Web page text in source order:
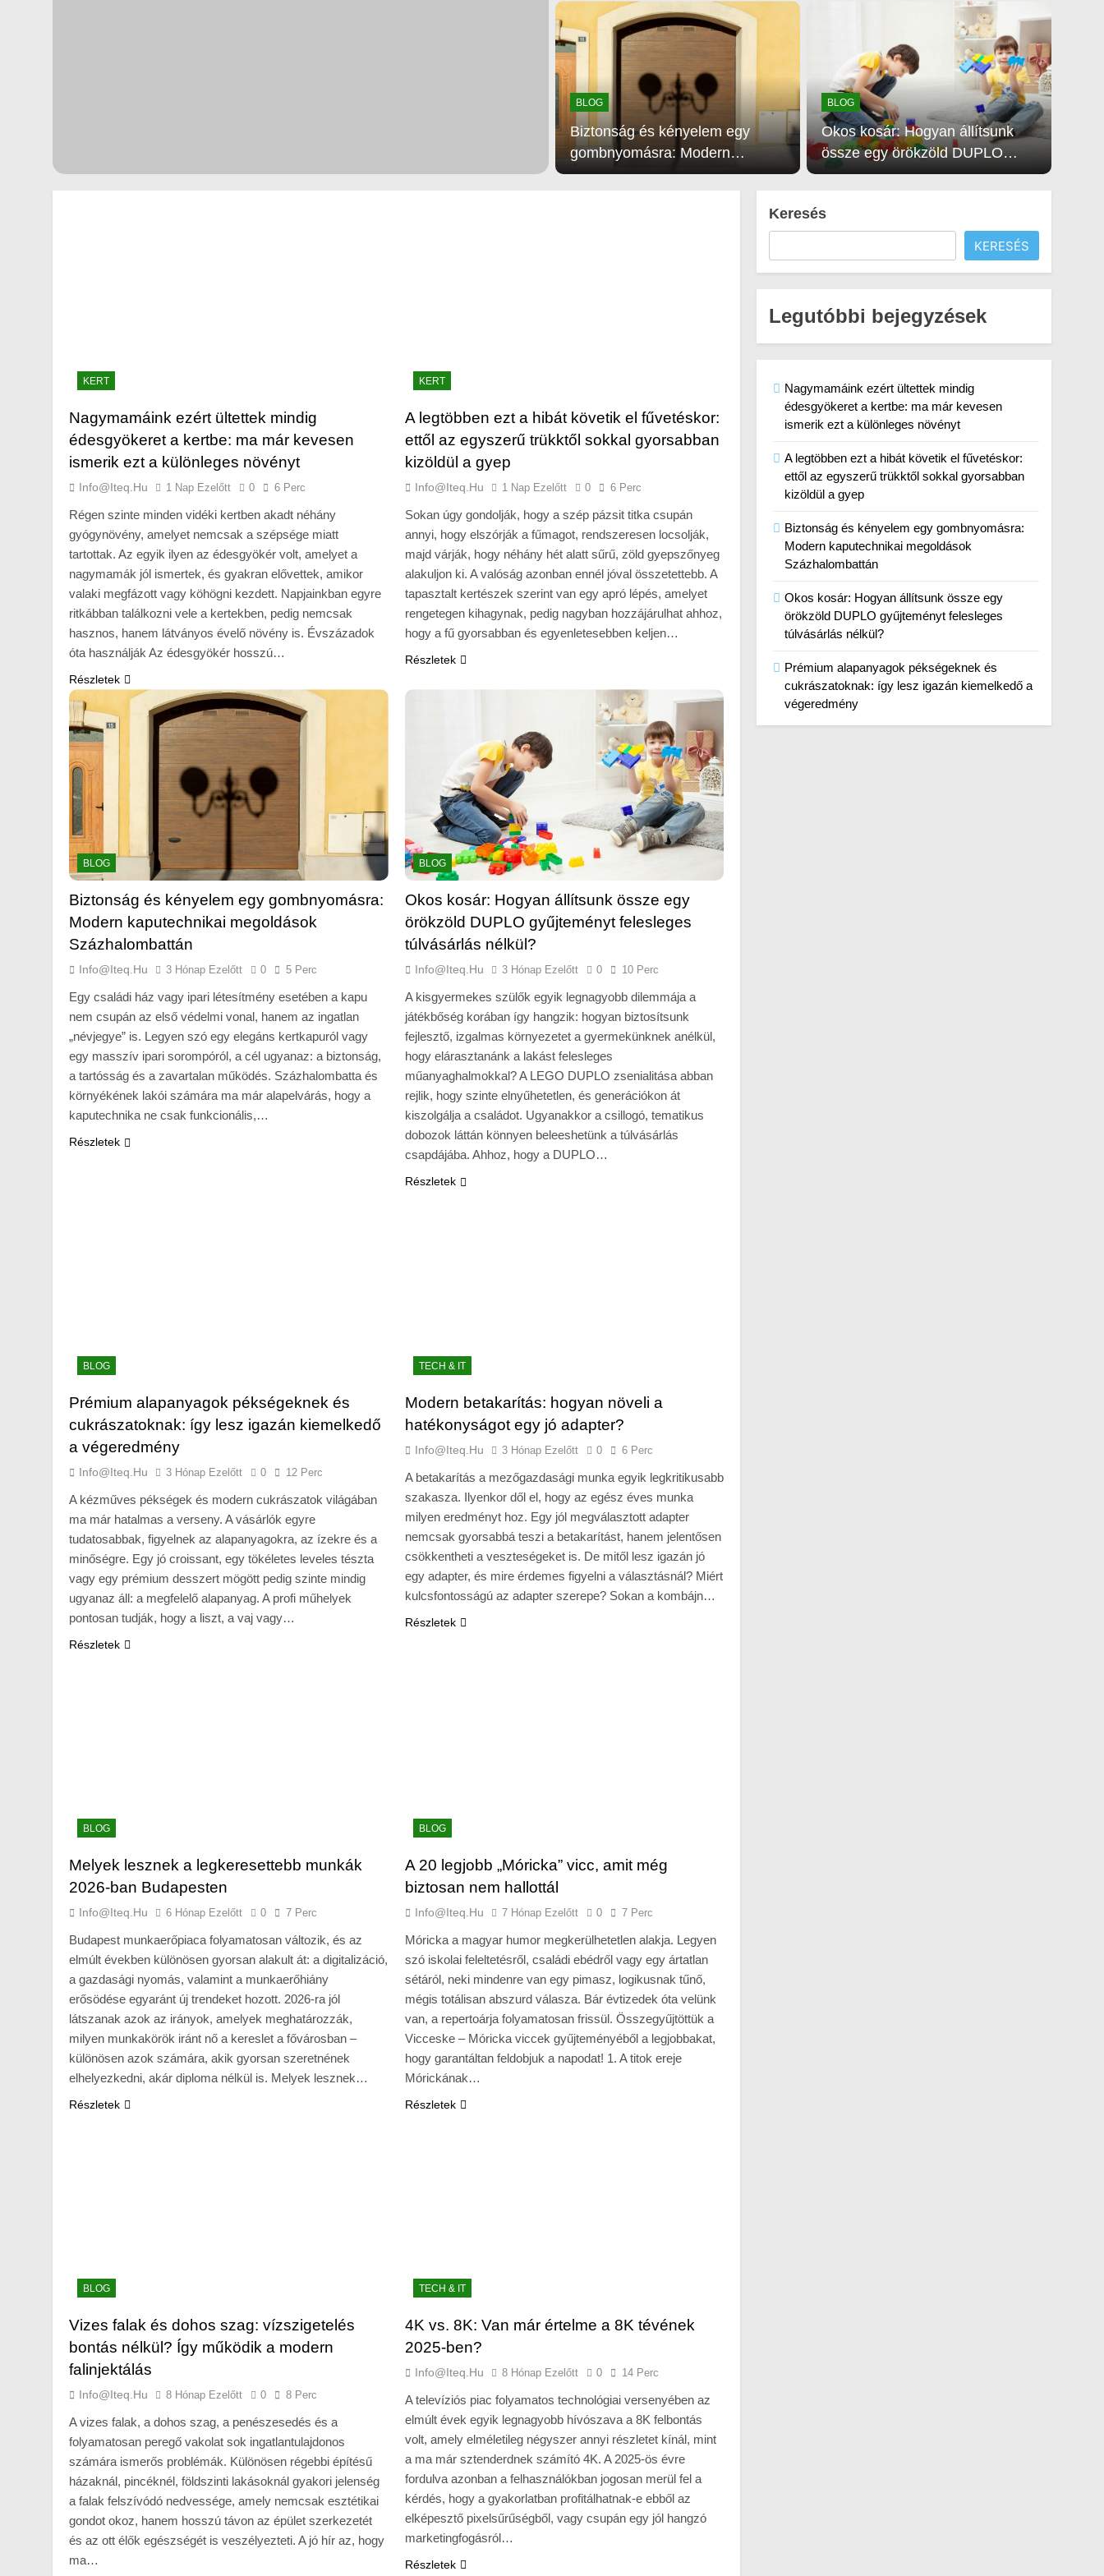
különleges növényt
BLOG
Biztonság és kényelem egy
gombnyomásra: Modern
kaputechnikai megoldások
BLOG
Okos kosár: Hogyan állítsunk
össze egy örökzöld DUPLO
gyűjteményt felesleges
KERT
Nagymamáink ezért ültettek mindig
édesgyökeret a kertbe: ma már kevesen
ismerik ezt a különleges növényt
Info@iteq.hu 1 Nap Ezelőtt 0 6 Perc
Régen szinte minden vidéki kertben akadt néhány
gyógynövény, amelyet nemcsak a szépsége miatt
tartottak. Az egyik ilyen az édesgyökér volt, amelyet a
nagymamák jól ismertek, és gyakran elővettek, amikor
valaki megfázott vagy köhögni kezdett. Napjainkban egyre
ritkábban találkozni vele a kertekben, pedig nemcsak
hasznos, hanem látványos évelő növény is. Évszázadok
óta használják Az édesgyökér hosszú…
Részletek
KERT
A legtöbben ezt a hibát követik el fűvetéskor:
ettől az egyszerű trükktől sokkal gyorsabban
kizöldül a gyep
Info@iteq.hu 1 Nap Ezelőtt 0 6 Perc
Sokan úgy gondolják, hogy a szép pázsit titka csupán
annyi, hogy elszórják a fűmagot, rendszeresen locsolják,
majd várják, hogy néhány hét alatt sűrű, zöld gyepszőnyeg
alakuljon ki. A valóság azonban ennél jóval összetettebb. A
tapasztalt kertészek szerint van egy apró lépés, amelyet
rengetegen kihagynak, pedig nagyban hozzájárulhat ahhoz,
hogy a fű gyorsabban és egyenletesebben keljen…
Részletek
BLOG
Biztonság és kényelem egy gombnyomásra:
Modern kaputechnikai megoldások
Százhalombattán
Info@iteq.hu 3 Hónap Ezelőtt 0 5 Perc
Egy családi ház vagy ipari létesítmény esetében a kapu
nem csupán az első védelmi vonal, hanem az ingatlan
„névjegye” is. Legyen szó egy elegáns kertkapuról vagy
egy masszív ipari sorompóról, a cél ugyanaz: a biztonság,
a tartósság és a zavartalan működés. Százhalombatta és
környékének lakói számára ma már alapelvárás, hogy a
kaputechnika ne csak funkcionális,…
Részletek
BLOG
Okos kosár: Hogyan állítsunk össze egy
örökzöld DUPLO gyűjteményt felesleges
túlvásárlás nélkül?
Info@iteq.hu 3 Hónap Ezelőtt 0 10 Perc
A kisgyermekes szülők egyik legnagyobb dilemmája a
játékbőség korában így hangzik: hogyan biztosítsunk
fejlesztő, izgalmas környezetet a gyermekünknek anélkül,
hogy elárasztanánk a lakást felesleges
műanyaghalmokkal? A LEGO DUPLO zsenialitása abban
rejlik, hogy szinte elnyűhetetlen, és generációkon át
kiszolgálja a családot. Ugyanakkor a csillogó, tematikus
dobozok láttán könnyen beleeshetünk a túlvásárlás
csapdájába. Ahhoz, hogy a DUPLO…
Részletek
BLOG
Prémium alapanyagok pékségeknek és
cukrászatoknak: így lesz igazán kiemelkedő
a végeredmény
Info@iteq.hu 3 Hónap Ezelőtt 0 12 Perc
A kézműves pékségek és modern cukrászatok világában
ma már hatalmas a verseny. A vásárlók egyre
tudatosabbak, figyelnek az alapanyagokra, az ízekre és a
minőségre. Egy jó croissant, egy tökéletes leveles tészta
vagy egy prémium desszert mögött pedig szinte mindig
ugyanaz áll: a megfelelő alapanyag. A profi műhelyek
pontosan tudják, hogy a liszt, a vaj vagy…
Részletek
TECH & IT
Modern betakarítás: hogyan növeli a
hatékonyságot egy jó adapter?
Info@iteq.hu 3 Hónap Ezelőtt 0 6 Perc
A betakarítás a mezőgazdasági munka egyik legkritikusabb
szakasza. Ilyenkor dől el, hogy az egész éves munka
milyen eredményt hoz. Egy jól megválasztott adapter
nemcsak gyorsabbá teszi a betakarítást, hanem jelentősen
csökkentheti a veszteségeket is. De mitől lesz igazán jó
egy adapter, és mire érdemes figyelni a választásnál? Miért
kulcsfontosságú az adapter szerepe? Sokan a kombájn…
Részletek
BLOG
Melyek lesznek a legkeresettebb munkák
2026-ban Budapesten
Info@iteq.hu 6 Hónap Ezelőtt 0 7 Perc
Budapest munkaerőpiaca folyamatosan változik, és az
elmúlt években különösen gyorsan alakult át: a digitalizáció,
a gazdasági nyomás, valamint a munkaerőhiány
erősödése egyaránt új trendeket hozott. 2026-ra jól
látszanak azok az irányok, amelyek meghatározzák,
milyen munkakörök iránt nő a kereslet a fővárosban –
különösen azok számára, akik gyorsan szeretnének
elhelyezkedni, akár diploma nélkül is. Melyek lesznek…
Részletek
BLOG
A 20 legjobb „Móricka” vicc, amit még
biztosan nem hallottál
Info@iteq.hu 7 Hónap Ezelőtt 0 7 Perc
Móricka a magyar humor megkerülhetetlen alakja. Legyen
szó iskolai feleltetésről, családi ebédről vagy egy ártatlan
sétáról, neki mindenre van egy pimasz, logikusnak tűnő,
mégis totálisan abszurd válasza. Bár évtizedek óta velünk
van, a repertoárja folyamatosan frissül. Összegyűjtöttük a
Vicceske – Móricka viccek gyűjteményéből a legjobbakat,
hogy garantáltan feldobjuk a napodat! 1. A titok ereje
Mórickának…
Részletek
BLOG
Vizes falak és dohos szag: vízszigetelés
bontás nélkül? Így működik a modern
falinjektálás
Info@iteq.hu 8 Hónap Ezelőtt 0 8 Perc
A vizes falak, a dohos szag, a penészesedés és a
folyamatosan peregő vakolat sok ingatlantulajdonos
számára ismerős problémák. Különösen régebbi építésű
házaknál, pincéknél, földszinti lakásoknál gyakori jelenség
a falak felszívódó nedvessége, amely nemcsak esztétikai
gondot okoz, hanem hosszú távon az épület szerkezetét
és az ott élők egészségét is veszélyezteti. A jó hír az, hogy
ma…
TECH & IT
4K vs. 8K: Van már értelme a 8K tévének
2025-ben?
Info@iteq.hu 8 Hónap Ezelőtt 0 14 Perc
A televíziós piac folyamatos technológiai versenyében az
elmúlt évek egyik legnagyobb hívószava a 8K felbontás
volt, amely elméletileg négyszer annyi részletet kínál, mint
a ma már sztenderdnek számító 4K. A 2025-ös évre
fordulva azonban a felhasználókban jogosan merül fel a
kérdés, hogy a gyakorlatban profitálhatnak-e ebből az
elképesztő pixelsűrűségből, vagy csupán egy jól hangzó
marketingfogásról…
Részletek
Keresés
KERESÉS
Legutóbbi bejegyzések
Nagymamáink ezért ültettek mindig
édesgyökeret a kertbe: ma már kevesen
ismerik ezt a különleges növényt
A legtöbben ezt a hibát követik el fűvetéskor:
ettől az egyszerű trükktől sokkal gyorsabban
kizöldül a gyep
Biztonság és kényelem egy gombnyomásra:
Modern kaputechnikai megoldások
Százhalombattán
Okos kosár: Hogyan állítsunk össze egy
örökzöld DUPLO gyűjteményt felesleges
túlvásárlás nélkül?
Prémium alapanyagok pékségeknek és
cukrászatoknak: így lesz igazán kiemelkedő a
végeredmény